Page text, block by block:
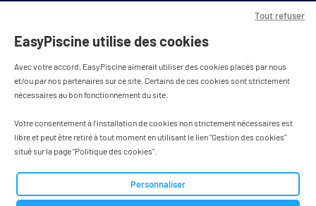
EasyPiscine utilise des cookies
Avec votre accord, EasyPiscine aimerait utiliser des cookies placés par nous
et/ou par nos partenaires sur ce site. Certains de ces cookies sont strictement
nécessaires au bon fonctionnement du site.
Votre consentement à l'installation de cookies non strictement nécessaires est
libre et peut être retiré à tout moment en utilisant le lien "Gestion des cookies"
situé sur la page "Politique des cookies".
Tout refuser
Personnaliser
Tous droits réservés - designed by
PAIEMENT SÉCURISÉ